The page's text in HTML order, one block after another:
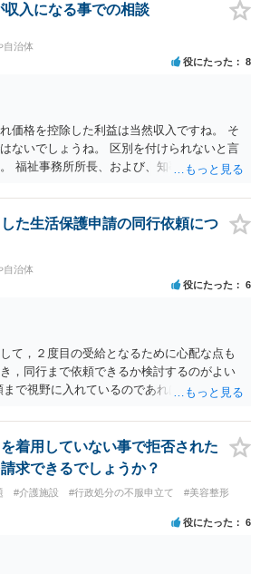
入になる事での相談
自治体
役にたった 8
価格を控除した利益は当然収入ですね。 そ
ないでしょうね。 区別を付けられないと言
福祉事務所所長、および、知事、および、
た生活保護申請の同行依頼につ
自治体
役にたった 6
て，２度目の受給となるために心配な点も
，同行まで依頼できるか検討するのがよい
で視野に入れているのであれば，お近くの
着用していない事で拒否された
求できるでしょうか？
#介護施設 #行政処分の不服申立て
#美容整形
役にたった 6